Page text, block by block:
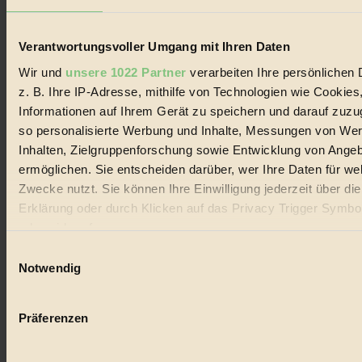
Verantwortungsvoller Umgang mit Ihren Daten
Wir und unsere 1022 Partner verarbeiten Ihre persönlichen
z. B. Ihre IP-Adresse, mithilfe von Technologien wie
Informationen auf Ihrem Gerät zu speichern und darauf
so personalisierte Werbung und Inhalte, Messungen von
Inhalten, Zielgruppenforschung sowie Entwicklung von
ermöglichen. Sie entscheiden darüber, wer Ihre Daten für
Zwecke nutzt. Sie können Ihre Einwilligung jederzeit über
Erklärung oder durch Klicken auf das Privacy Trigger
oder widerrufen
Wenn Sie es erlauben, würden wir auch gerne:
Ihr Gerät durch aktives Scannen nach bestimmten
Notwendig
Präferenzen
Datenschutz
Biorama steht für einen nachhaltigen Lebensstil und bewussten
Lebenswandel. Es ist eine moderne Plattform für Ideen, Menschen
und Produkte, ein Leitfaden im schnell wachsenden Markt des
Handels mit Bioprodukten, des Fair-Trade sowie der Branche
alternativer Energien.
Social Media
22.601 Fans auf Facebook
3.415 Follower auf Twitter
Folge uns auf Instagram
Themen